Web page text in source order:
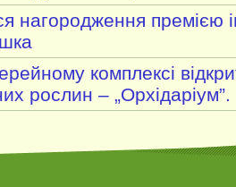
нагородження премією
комплексі
рослин – „Орхідаріум”.